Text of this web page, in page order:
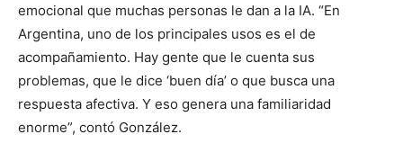
emocional que muchas personas le dan a la IA. “En
Argentina, uno de los principales usos es el de
acompañamiento. Hay gente que le cuenta sus
problemas, que le dice ‘buen día’ o que busca una
respuesta afectiva. Y eso genera una familiaridad
enorme”, contó González.